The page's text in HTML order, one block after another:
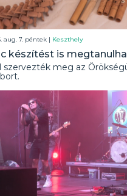
aug. 7. péntek | Keszthely
készítést is
szervezték meg az